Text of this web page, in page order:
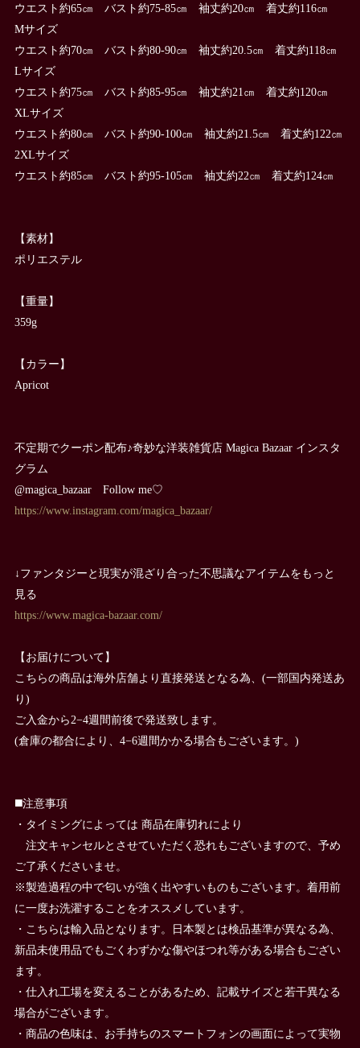
ウエスト約65㎝ バスト約75-85㎝ 袖丈約20㎝ 着丈約116㎝
Mサイズ
ウエスト約70㎝ バスト約80-90㎝ 袖丈約20.5㎝ 着丈約118㎝
Lサイズ
ウエスト約75㎝ バスト約85-95㎝ 袖丈約21㎝ 着丈約120㎝
XLサイズ
ウエスト約80㎝ バスト約90-100㎝ 袖丈約21.5㎝ 着丈約122㎝
2XLサイズ
ウエスト約85㎝ バスト約95-105㎝ 袖丈約22㎝ 着丈約124㎝
【素材】
ポリエステル
【重量】
359g
【カラー】
Apricot
不定期でクーポン配布♪奇妙な洋装雑貨店 Magica Bazaar インスタ
グラム
@magica_bazaar Follow me♡
https://www.instagram.com/magica_bazaar/
↓ファンタジーと現実が混ざり合った不思議なアイテムをもっと
見る
https://www.magica-bazaar.com/
【お届けについて】
こちらの商品は海外店舗より直接発送となる為、(一部国内発送あ
り)
ご入金から2−4週間前後で発送致します。
(倉庫の都合により、4−6週間かかる場合もございます。)
◼️注意事項
・タイミングによっては 商品在庫切れにより
注文キャンセルとさせていただく恐れもございますので、予め
ご了承くださいませ。
※製造過程の中で匂いが強く出やすいものもございます。着用前
に一度お洗濯することをオススメしています。
・こちらは輸入品となります。日本製とは検品基準が異なる為、
新品未使用品でもごくわずかな傷やほつれ等がある場合もござい
ます。
・仕入れ工場を変えることがあるため、記載サイズと若干異なる
場合がございます。
・商品の色味は、お手持ちのスマートフォンの画面によって実物